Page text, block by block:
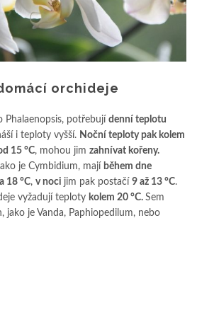
orchideje
Phalaenopsis, potřebují denní teplotu
i teploty vyšší. Noční teploty pak kolem
15 °C, mohou jim zahnívat kořeny.
je Cymbidium, mají během dne
18 °C, v noci jim pak postačí 9 až 13 °C.
vyžadují teploty kolem 20 °C. Sem
jako je Vanda, Paphiopedilum, nebo